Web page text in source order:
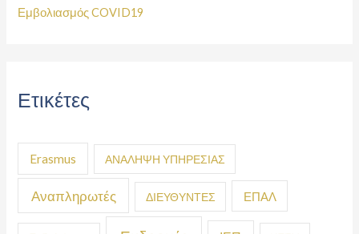
Εμβολιασμός COVID19
Ετικέτες
Erasmus ΑΝΑΛΗΨΗ ΥΠΗΡΕΣΙΑΣ
Αναπληρωτές ΔΙΕΥΘΥΝΤΕΣ ΕΠΑΛ